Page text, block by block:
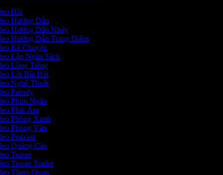
Hài
Hướng Dẫn
Hướng Dẫn Nhảy
Hướng Dẫn Trang Điểm
Kể Chuyện
Lập Ngân Sách
Lồng Tiếng
Lời Bài Hát
Nghệ Thuật
Parody
Phim Ngắn
Phát Âm
Phông Xanh
Phỏng Vấn
Podcast
Quảng Cáo
Teaser
Teaser Trailer
Tham Quan